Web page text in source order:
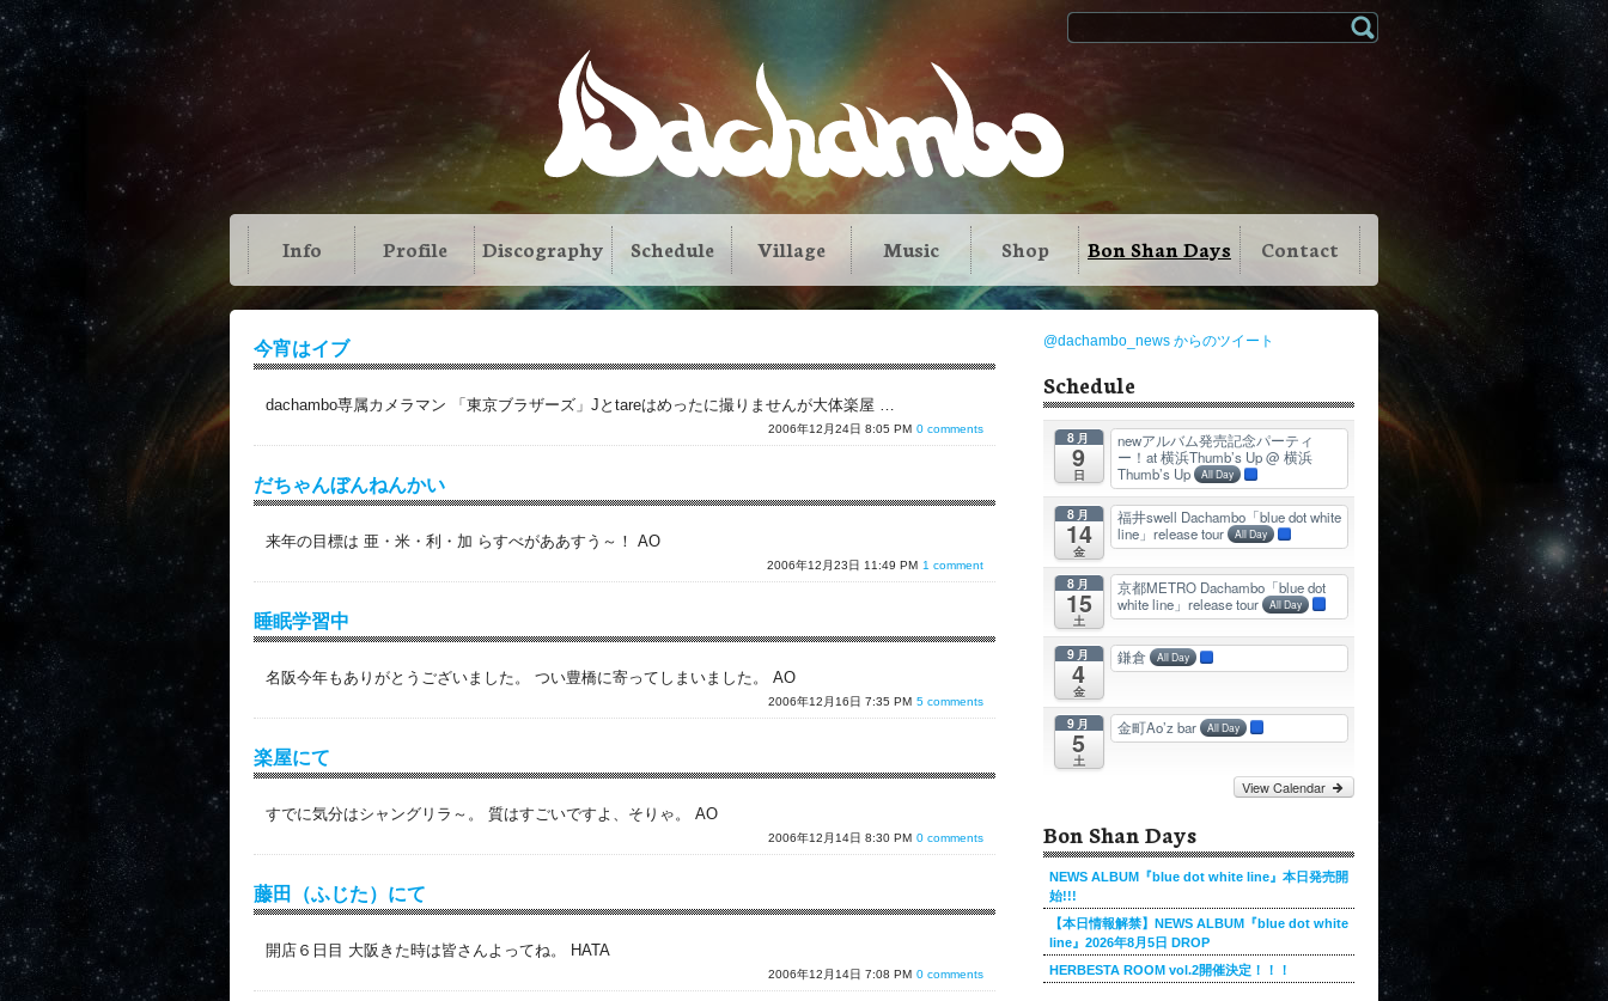
Info Profile Discography Schedule Village Music Shop Bon Shan Days Contact
今宵はイブ
dachambo専属カメラマン 「東京ブラザーズ」Jとtareはめったに撮りませんが大体楽屋 …
2006年12月24日 8:05 PM 0 comments
だちゃんぼんねんかい
来年の目標は 亜・米・利・加 らすべがああすう～！ AO
2006年12月23日 11:49 PM 1 comment
睡眠学習中
名阪今年もありがとうございました。 つい豊橋に寄ってしまいました。 AO
2006年12月16日 7:35 PM 5 comments
楽屋にて
すでに気分はシャングリラ～。 質はすごいですよ、そりゃ。 AO
2006年12月14日 8:30 PM 0 comments
藤田（ふじた）にて
開店６日目 大阪きた時は皆さんよってね。 HATA
2006年12月14日 7:08 PM 0 comments
@dachambo_news からのツイート
Schedule
8月
9
日
newアルバム発売記念パーティ
ー！at 横浜Thumb’s Up@ 横浜
Thumb’s Up All Day
8月
14
金
福井swell Dachambo「blue dot white
line」release tour All Day
8月
15
土
京都METRO Dachambo「blue dot
white line」release tour All Day
9月
4
金
鎌倉 All Day
9月
5
土
金町Ao’z bar All Day
View Calendar
Bon Shan Days
NEWS ALBUM『blue dot white line』本日発売開
始!!!
【本日情報解禁】NEWS ALBUM『blue dot white
line』2026年8月5日 DROP
HERBESTA ROOM vol.2開催決定！！！